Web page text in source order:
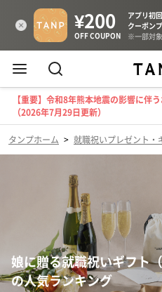
【重要】令和8年熊本地震の影響に伴
（2026年7月29日更新）
タンプホーム > 就職祝いプレゼント・
娘に贈る就職祝いギフト
の人気ランキング